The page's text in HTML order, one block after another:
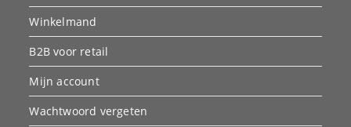
Winkelmand
B2B voor retail
Mijn account
Wachtwoord vergeten